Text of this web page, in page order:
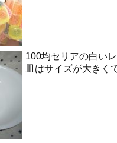
100均セリアの白い
皿はサイズが大きく